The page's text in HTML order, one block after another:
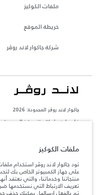
ملفات الكوكيز
خريطة الموقع
شركة جاكوار لاند روڤر
جاكوار لاند روڨر المحدودة: 2026
فلسطين, شركة ريتز موترز المحدودة
والحد الأقصى لأحمال المحور عند
المعلومات والمواصفات والأسعار
آخر، كما أنّها قد تتغير بدون إشعار
والتحقق من الأسعار.
ملفات الكوكيز
تود جاكوار لاند روڤر استخدام
على جهاز الكمبيوتر الخاص بك
منتجاتنا وخدماتنا، والتي نعتقد
تعريف الارتباط التي نستخدمها
تم بالفعل إرسالها. يمكنك حذف